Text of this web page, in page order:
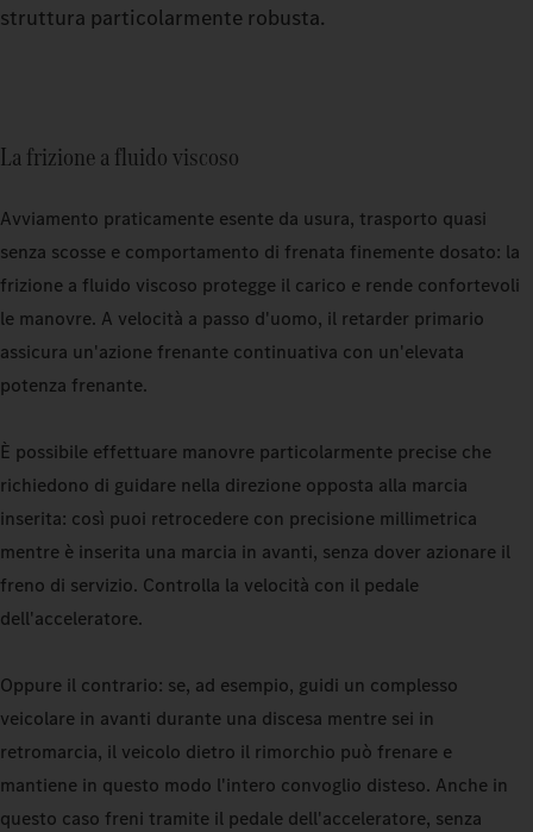
struttura particolarmente robusta.
La frizione a fluido viscoso
Avviamento praticamente esente da usura, trasporto quasi
senza scosse e comportamento di frenata finemente dosato: la
frizione a fluido viscoso protegge il carico e rende confortevoli
le manovre. A velocità a passo d'uomo, il retarder primario
assicura un'azione frenante continuativa con un'elevata
potenza frenante.
È possibile effettuare manovre particolarmente precise che
richiedono di guidare nella direzione opposta alla marcia
inserita: così puoi retrocedere con precisione millimetrica
mentre è inserita una marcia in avanti, senza dover azionare il
freno di servizio. Controlla la velocità con il pedale
dell'acceleratore.
Oppure il contrario: se, ad esempio, guidi un complesso
veicolare in avanti durante una discesa mentre sei in
retromarcia, il veicolo dietro il rimorchio può frenare e
mantiene in questo modo l'intero convoglio disteso. Anche in
questo caso freni tramite il pedale dell'acceleratore, senza